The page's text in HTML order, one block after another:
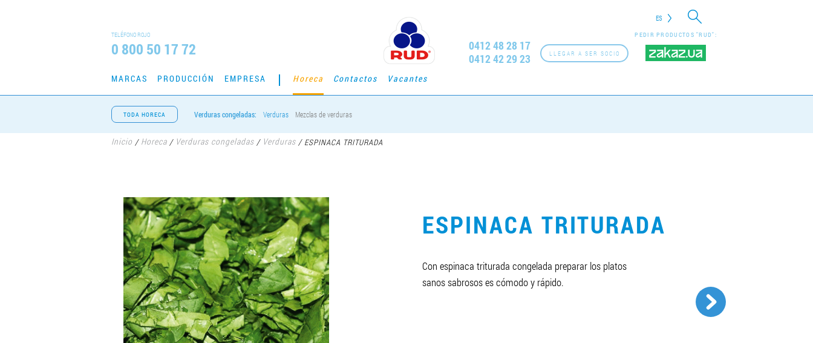
ES
TELÉFONO ROJO
0 800 50 17 72
PEDIR PRODUCTOS "RUD":
LLEGAR A SER SOCIO
0412 48 28 17
0412 42 29 23
MARCAS PRODUCCIÓN EMPRESA Horeca Contactos Vacantes
TODA HORECA Verduras congeladas: Verduras Mezclas de verduras
Inicio / Horeca / Verduras congeladas / Verduras /ESPINACA TRITURADA
ESPINACA TRITURADA
Con espinaca triturada congelada preparar los platos
sanos sabrosos es cómodo y rápido.